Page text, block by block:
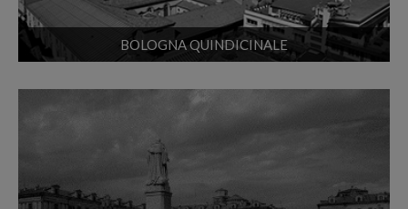
BOLOGNA QUINDICINALE